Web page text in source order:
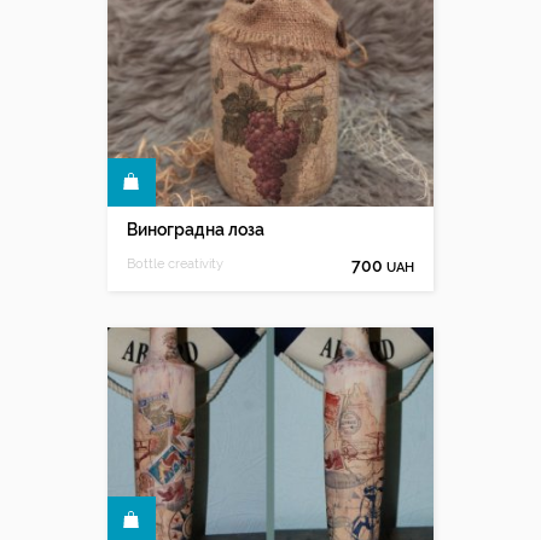
Виноградна лоза
Bottle creativity 700 UAH